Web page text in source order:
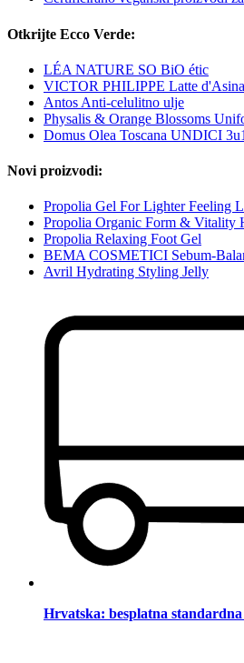
Otkrijte Ecco Verde:
LÉA NATURE SO BiO étic
VICTOR PHILIPPE Latte
Antos Anti-celulitno ulje
Physalis & Orange Blossoms
Domus Olea Toscana UNDICI
Novi proizvodi:
Propolia Gel For Lighter Feeling
Propolia Organic Form & Vitality
Propolia Relaxing Foot Gel
BEMA COSMETICI Sebum-
Avril Hydrating Styling Jelly
Hrvatska: besplatna standardna